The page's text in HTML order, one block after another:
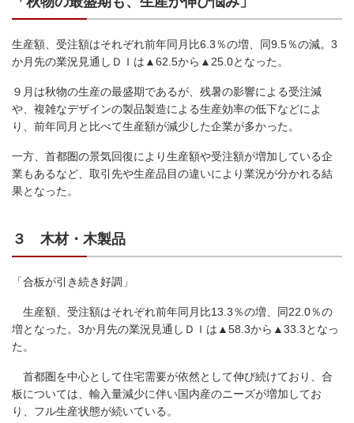
生産額、受注額はそれぞれ前年同月比6.3％の増、同9.5％の減。3
か月先の業況見通しＤＩは▲62.5から▲25.0となった。
９月は秋物の生産の最盛期であるが、残暑の影響による受注減
や、複雑なデザインの製品製造による生産効率の低下などによ
り、前年同月と比べて生産額が減少した企業が多かった。
一方、首都圏の景気回復により生産額や受注額が増加している企
業もあるなど、取引先や生産品目の違いにより業況が分かれる結
果となった。
３ 木材・木製品
「合板が引き続き好調」
生産額、受注額はそれぞれ前年同月比13.3％の増、同22.0％の
増となった。3か月先の業況見通しＤＩは▲58.3から▲33.3となっ
た。
首都圏を中心として住宅需要が依然として伸び続けており、合
板については、輸入量減少に伴い国内産のニーズが増加してお
り、フル生産状態が続いている。